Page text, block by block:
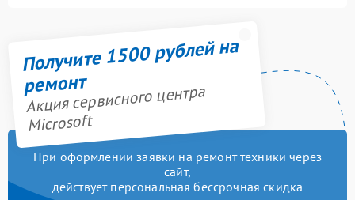
Получите 1500 рублей на
ремонт
Акция сервисного центра
Microsoft
При оформлении заявки на ремонт техники через
сайт,
действует персональная бессрочная скидка